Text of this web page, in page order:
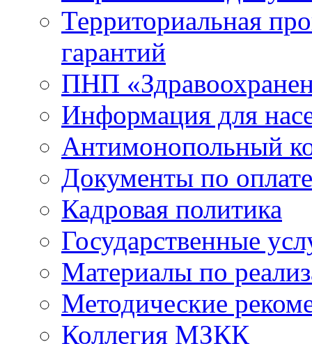
Территориальная
гарантий
ПНП
Информация для
Антимонопольный
Документы по
Кадровая политика
Государственные
Материалы по
Методические
Коллегия МЗКК